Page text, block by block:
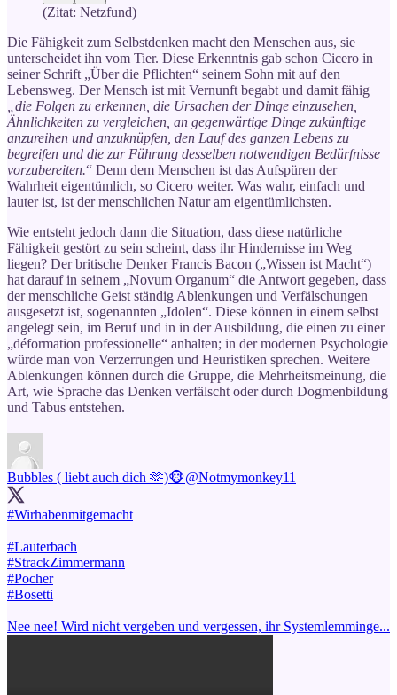
(Zitat: Netzfund)
Die Fähigkeit zum Selbstdenken macht den Menschen aus, sie
unterscheidet ihn vom Tier. Diese Erkenntnis gab schon Cicero in
seiner Schrift „Über die Pflichten“ seinem Sohn mit auf den
Lebensweg. Der Mensch ist mit Vernunft begabt und damit fähig
„die Folgen zu erkennen, die Ursachen der Dinge einzusehen,
Ähnlichkeiten zu vergleichen, an gegenwärtige Dinge zukünftige
anzureihen und anzuknüpfen, den Lauf des ganzen Lebens zu
begreifen und die zur Führung desselben notwendigen Bedürfnisse
vorzubereiten.“ Denn dem Menschen ist das Aufspüren der
Wahrheit eigentümlich, so Cicero weiter. Was wahr, einfach und
lauter ist, ist der menschlichen Natur am eigentümlichsten.
Wie entsteht jedoch dann die Situation, dass diese natürliche
Fähigkeit gestört zu sein scheint, dass ihr Hindernisse im Weg
liegen? Der britische Denker Francis Bacon („Wissen ist Macht“)
hat darauf in seinem „Novum Organum“ die Antwort gegeben, dass
der menschliche Geist ständig Ablenkungen und Verfälschungen
ausgesetzt ist, sogenannten „Idolen“. Diese können in einem selbst
angelegt sein, im Beruf und in in der Ausbildung, die einen zu einer
„déformation professionelle“ anhalten; in der modernen Psychologie
würde man von Verzerrungen und Heuristiken sprechen. Weitere
Ablenkungen können durch die Gruppe, die Mehrheitsmeinung, die
Art, wie Sprache das Denken verfälscht oder durch Dogmenbildung
und Tabus entstehen.
Bubbles ( liebt auch dich 🫶)🐵@Notmymonkey11
#Wirhabenmitgemacht
#Lauterbach
#StrackZimmermann
#Pocher
#Bosetti
Nee nee! Wird nicht vergeben und vergessen, ihr Systemlemminge...